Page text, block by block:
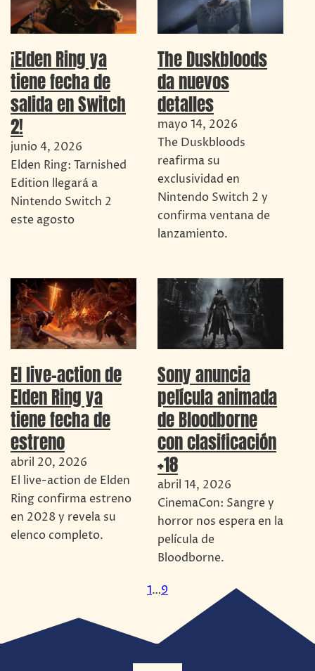
¡Elden Ring ya
tiene fecha de
salida en Switch
2!
junio 4, 2026
Elden Ring: Tarnished
Edition llegará a
Nintendo Switch 2
este agosto
The Duskbloods
da nuevos
detalles
mayo 14, 2026
The Duskbloods
reafirma su
exclusividad en
Nintendo Switch 2 y
confirma ventana de
lanzamiento.
El live-action de
Elden Ring ya
tiene fecha de
estreno
abril 20, 2026
El live-action de Elden
Ring confirma estreno
en 2028 y revela su
elenco completo.
Sony anuncia
película animada
de Bloodborne
con clasificación
+18
abril 14, 2026
CinemaCon: Sangre y
horror nos espera en la
película de
Bloodborne.
1…9